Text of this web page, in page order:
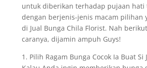
untuk diberikan terhadap pujaan hati
dengan berjenis-jenis macam pilihan
di Jual Bunga Chila Florist. Nah
caranya, dijamin ampuh Guys!
1. Pilih Ragam Bunga Cocok Ia Buat Si